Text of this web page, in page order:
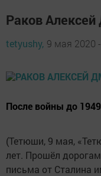
Раков
tetyushy, 9 мая 2020
После войны до
(Тетюши, 9 мая,
лет. Прошёл
письма от Сталина